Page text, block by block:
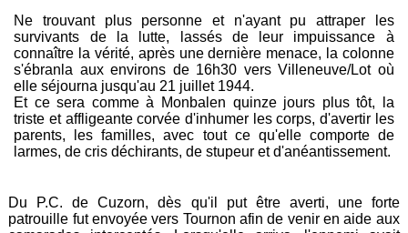
Ne trouvant plus personne et n'ayant pu attraper les
survivants de la lutte, lassés de leur impuissance à
connaître la vérité, après une dernière menace, la colonne
s'ébranla aux environs de 16h30 vers Villeneuve/Lot où
elle séjourna jusqu'au 21 juillet 1944.
Et ce sera comme à Monbalen quinze jours plus tôt, la
triste et affligeante corvée d'inhumer les corps, d'avertir les
parents, les familles, avec tout ce qu'elle comporte de
larmes, de cris déchirants, de stupeur et d'anéantissement.
Du P.C. de Cuzorn, dès qu'il put être averti, une forte
patrouille fut envoyée vers Tournon afin de venir en aide aux